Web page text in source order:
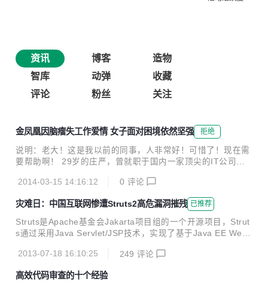
资讯 博客
造物
智库
动弹
收藏
评论
粉丝 关注
金凤凰因脑瘤失工作爱情 女子面对困境依然坚强 拒绝
说明：老大！这是我以前的同事，人非常好！可惜了！现在需
要帮助啊！ 29岁的庄严，曾就职于国内一家顶尖的IT公司。5
年，庄严饱受疾病的折磨。如今她看上去十分木讷，只能坐在
椅子上，话也说不清楚，走路还得需要别人扶。“当年庄严在
河南老家上学时，是我们全乡的第一名，是全家人的骄傲。现
在庄严病了，家里的钱都花光了，她需要好心人的帮助。”一
想到女儿的将来，庄严的妈妈十分发愁。 全乡第一考入吉
庄严17岁，刚刚参加完高考。暑假的一天，邮递员带着一朵大
2014-03-15 14:16:12 0 评论
灾难日：中国互联网惨遭Struts2高危漏洞摧残 已推荐
Struts是Apache基金会Jakarta项目组的一个开源项目，Strut
s通过采用Java Servlet/JSP技术，实现了基于Java EE Web
架，是MVC经典设计模式中的一个经典产品。目前，Struts广
为网站开发的底层模板使用，是应用最广泛的Web应用框架之
2013-07-18 16:10:25 249 评论
高效代码审查的十个经验